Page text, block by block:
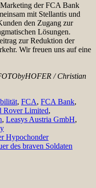
der FCA Bank
mit Stellantis und
den Zugang zur
Lösungen.
zur Reduktion der
Wir freuen uns auf eine
/ Christian
, FCA, FCA Bank,
Rover Limited,
, Leasys Austria GmbH,
Hypochonder
des braven Soldaten